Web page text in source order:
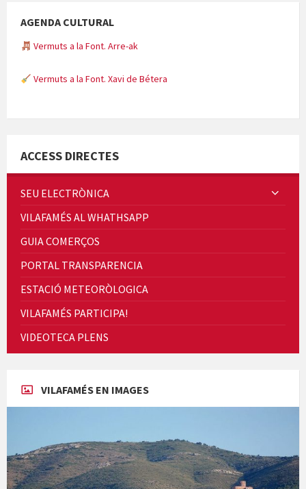
AGENDA CULTURAL
Vermuts a la Font. Arre-ak
Vermuts a la Font. Xavi de Bétera
Quintà Culroja
Cicle de Cine i Dones rurals
Concerts al Museu
ACCESS DIRECTES
SEU ELECTRÒNICA
VILAFAMÉS AL WHATHSAPP
GUIA COMERÇOS
PORTAL TRANSPARENCIA
ESTACIÓ METEORÒLOGICA
VILAFAMÉS PARTICIPA!
VIDEOTECA PLENS
VILAFAMÉS EN IMAGES